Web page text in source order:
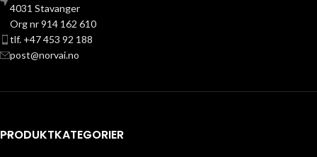
4031 Stavanger
Org nr 914 162 610
tlf. +47 453 92 188
post@norvai.no
PRODUKTKATEGORIER